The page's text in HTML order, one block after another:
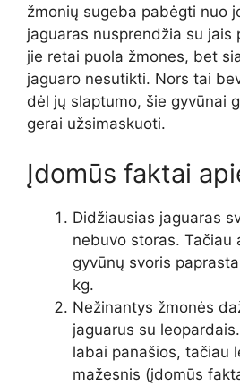
žmonių sugeba pabėgti nuo
jaguaras nusprendžia su jais
jie retai puola žmones, bet
jaguaro nesutikti. Nors tai
dėl jų slaptumo, šie gyvūnai
gerai užsimaskuoti.
Įdomūs faktai
Didžiausias jaguaras
nebuvo storas. Tačiau
gyvūnų svoris
kg.
Nežinantys žmonės
jaguarus su
labai panašios, tačiau
mažesnis (įdomūs